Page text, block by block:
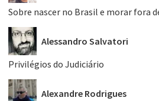
Sobre nascer no Brasil e morar fora
Alessandro Salvatori
Privilégios do Judiciário
Alexandre Rodrigues